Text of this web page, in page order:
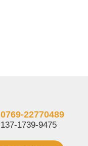
0769-22770489
137-1739-9475